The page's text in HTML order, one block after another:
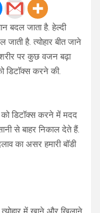
बदल जाता है. हेल्दी
है. त्योहार बीत जाने
पर कुछ वजन बढ़ा
डिटॉक्स करने की.
को डिटॉक्स करने में मदद
से बाहर निकाल देते हैं.
का असर हमारी बॉडी